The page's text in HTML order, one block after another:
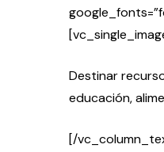
Destinar
educación,
[/